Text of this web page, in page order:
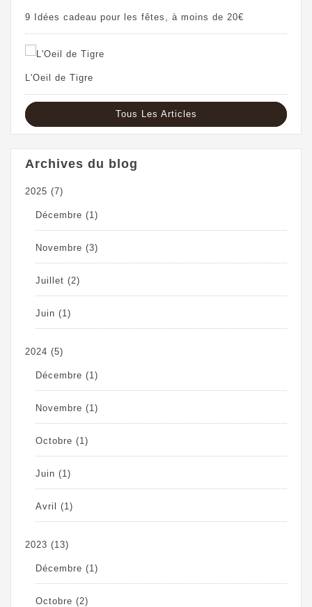
9 Idées cadeau pour les fêtes, à moins de 20€
L'Oeil de Tigre
Tous Les Articles
Archives du blog
2025 (7)
Décembre (1)
Novembre (3)
Juillet (2)
Juin (1)
2024 (5)
Décembre (1)
Novembre (1)
Octobre (1)
Juin (1)
Avril (1)
2023 (13)
Décembre (1)
Octobre (2)